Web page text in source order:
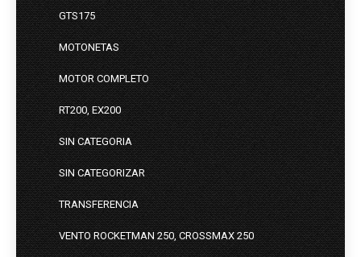
GTS175
MOTONETAS
MOTOR COMPLETO
RT200, EX200
SIN CATEGORIA
SIN CATEGORIZAR
TRANSFERENCIA
VENTO ROCKETMAN 250, CROSSMAX 250